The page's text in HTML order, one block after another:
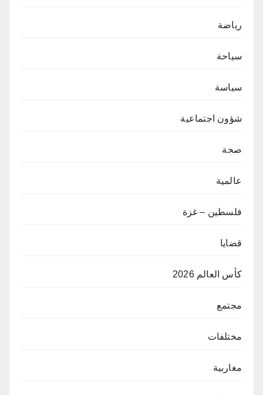
رياضة
سياحة
سياسة
شؤون اجتماعية
صحة
عالمية
فلسطين – غزة
قضايا
كأس العالم 2026
مجتمع
مختلفات
مغاربية